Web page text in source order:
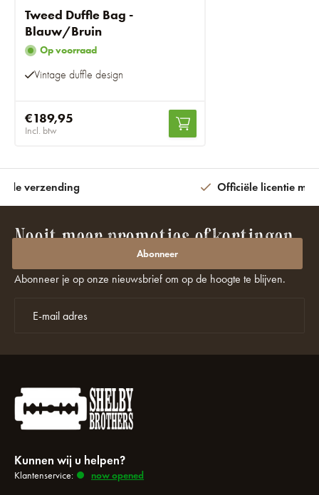
Tweed Duffle Bag -
Blauw/Bruin
Op voorraad
Vintage duffle design
€189,95
Incl. btw
verzending Officiële licentie met
Nooit meer promoties of kortingen
Abonneer je op onze nieuwsbrief om op de hoogte te blijven.
Abonneer
Kunnen wij u helpen?
Klantenservice: now opened